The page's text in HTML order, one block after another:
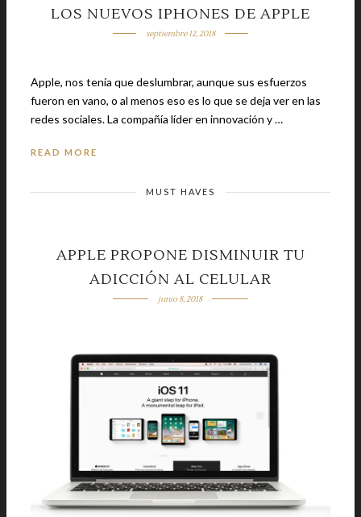
LOS NUEVOS IPHONES DE APPLE
septiembre 12, 2018
Apple, nos tenía que deslumbrar, aunque sus esfuerzos
fueron en vano, o al menos eso es lo que se deja ver en las
redes sociales. La compañía líder en innovación y …
READ MORE
MUST HAVES
APPLE PROPONE DISMINUIR TU
ADICCIÓN AL CELULAR
junio 8, 2018